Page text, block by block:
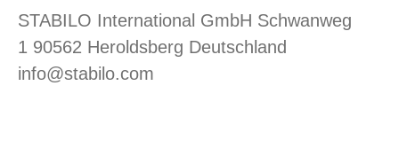
STABILO International GmbH Schwanweg
1 90562 Heroldsberg Deutschland
info@stabilo.com